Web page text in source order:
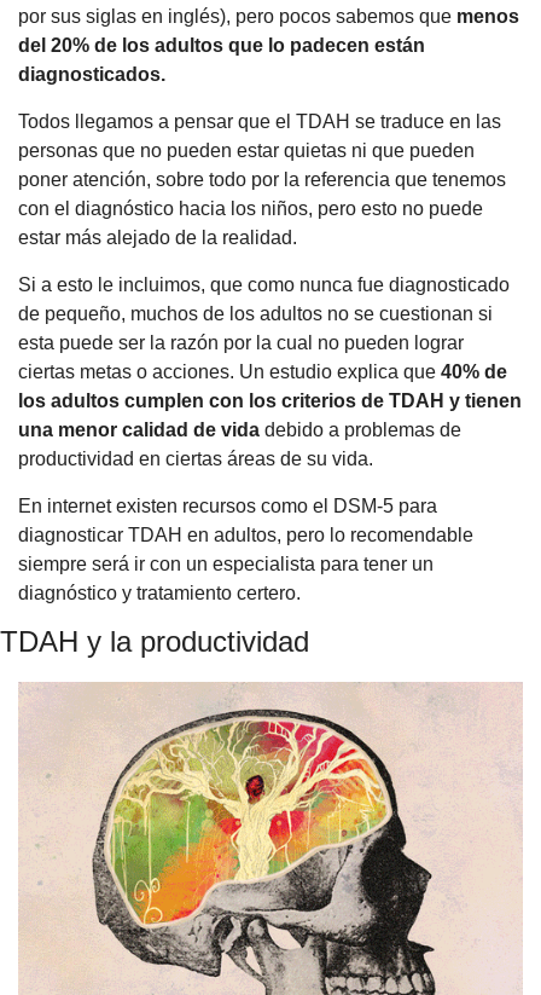
por sus siglas en inglés), pero pocos sabemos que menos
del 20% de los adultos que lo padecen están
diagnosticados.
Todos llegamos a pensar que el TDAH se traduce en las
personas que no pueden estar quietas ni que pueden
poner atención, sobre todo por la referencia que tenemos
con el diagnóstico hacia los niños, pero esto no puede
estar más alejado de la realidad.
Si a esto le incluimos, que como nunca fue diagnosticado
de pequeño, muchos de los adultos no se cuestionan si
esta puede ser la razón por la cual no pueden lograr
ciertas metas o acciones. Un estudio explica que 40% de
los adultos cumplen con los criterios de TDAH y tienen
una menor calidad de vida debido a problemas de
productividad en ciertas áreas de su vida.
En internet existen recursos como el DSM-5 para
diagnosticar TDAH en adultos, pero lo recomendable
siempre será ir con un especialista para tener un
diagnóstico y tratamiento certero.
TDAH y la productividad